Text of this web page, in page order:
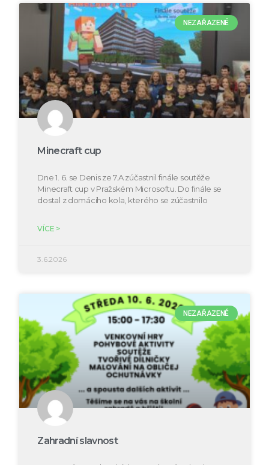
NEZAŘAZENÉ
Minecraft cup
Dne 1. 6. se Denis ze 7.A zúčastnil finále soutěže
Minecraft cup v Pražském Microsoftu. Do finále se
dostal z domácího kola, kterého se zúčastnilo
VÍCE >
3.6.2026
NEZAŘAZENÉ
Zahradní slavnost